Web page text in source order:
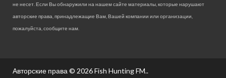
не несет. Если Вы обнаружили на нашем сайте материалы, которые нарушают
авторские права, принадлежащие Вам, Вашей компании или организации,
пожалуйста, сообщите нам.
Авторские права © 2026Fish Hunting FM..